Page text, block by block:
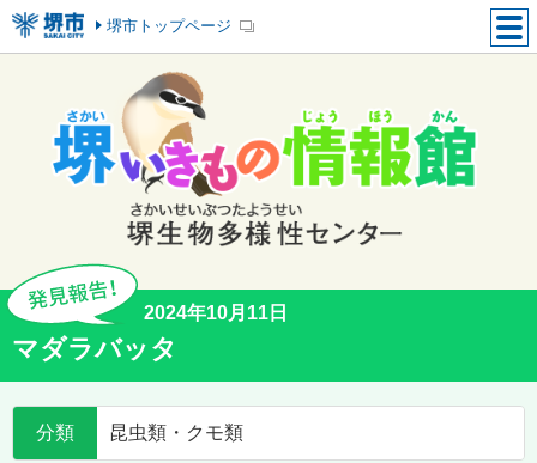
堺市トップページ
2024年10月11日
マダラバッタ
分類 昆虫類・クモ類